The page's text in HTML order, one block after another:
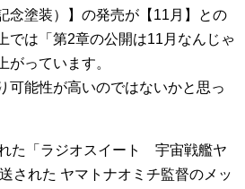
念塗装）】の発売が【11月】との
では「第2章の公開は11月なんじゃ
がっています。
可能性が高いのではないかと思っ
た「ラジオスイート 宇宙戦艦ヤ
された ヤマトナオミチ監督のメッ